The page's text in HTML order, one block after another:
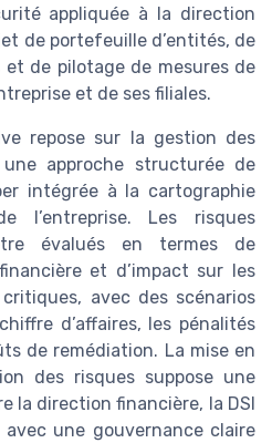
appliquée à la direction
de portefeuille d’entités, de
de pilotage de mesures de
et de ses filiales.
repose sur la gestion des
approche structurée de
intégrée à la cartographie
l’entreprise. Les risques
évalués en termes de
et d’impact sur les
avec des scénarios
d’affaires, les pénalités
de remédiation. La mise en
des risques suppose une
la direction financière, la DSI
une gouvernance claire